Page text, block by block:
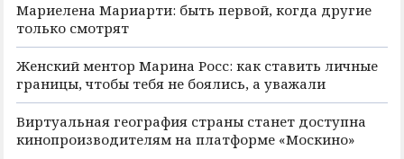
Мариелена Мариарти: быть первой, когда другие
только смотрят
Женский ментор Марина Росс: как ставить личные
границы, чтобы тебя не боялись, а уважали
Виртуальная география страны станет доступна
кинопроизводителям на платформе «Москино»